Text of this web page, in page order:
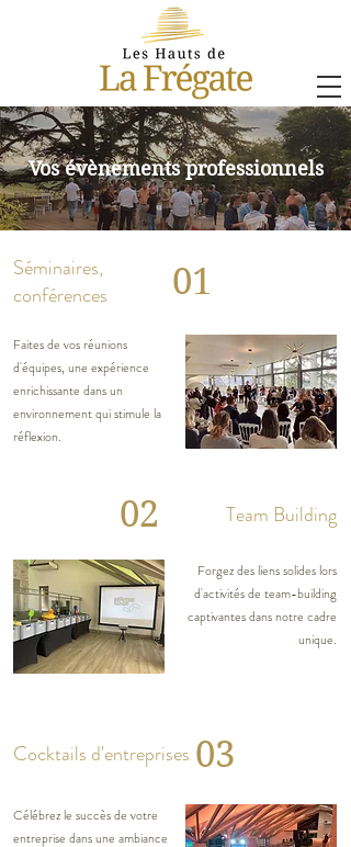
Vos évènements professionnels
Séminaires,
conférences
01
Faites de vos réunions
d'équipes, une expérience
enrichissante dans un
environnement qui stimule la
réflexion.
02 Team Building
Forgez des liens solides lors
d'activités de team-building
captivantes dans notre cadre
unique.
Cocktails d'entreprises 03
Célébrez le succès de votre
entreprise dans une ambiance